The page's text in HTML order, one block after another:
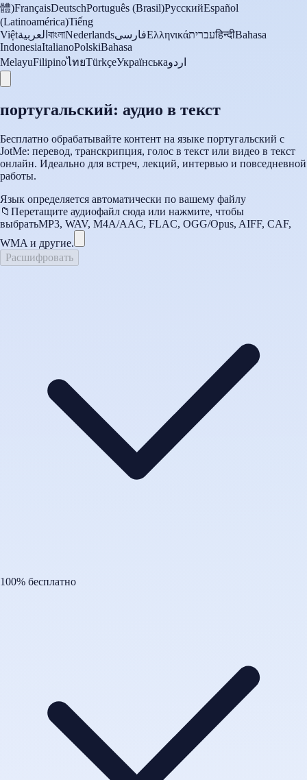
體)FrançaisDeutschPortuguês (Brasil)РусскийEspañol
(Latinoamérica)Tiếng
Việtالعربية বাংলাNederlandsفارسیΕλληνικάעבריתहिन्दीBahasa
IndonesiaItalianoPolskiBahasa
MelayuFilipinoไทยTürkçeУкраїнськаاردو
португальский: аудио в текст
Бесплатно обрабатывайте контент на языке португальский с
JotMe: перевод, транскрипция, голос в текст или видео в текст
онлайн. Идеально для встреч, лекций, интервью и повседневной
работы.
Язык определяется автоматически по вашему файлу
📁 Перетащите аудиофайл сюда или нажмите, чтобы
выбратьMP3, WAV, M4A/AAC, FLAC, OGG/Opus, AIFF, CAF,
WMA и другие.
Расшифровать
100% бесплатно